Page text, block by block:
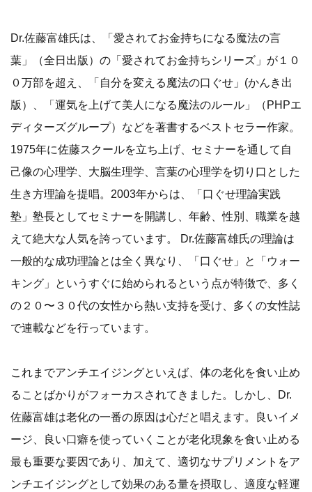
Dr.佐藤富雄氏は、「愛されてお金持ちになる魔法の言
葉」（全日出版）の「愛されてお金持ちシリーズ」が１０
０万部を超え、「自分を変える魔法の口ぐせ」(かんき出
版）、「運気を上げて美人になる魔法のルール」（PHPエ
ディターズグループ）などを著書するベストセラー作家。
1975年に佐藤スクールを立ち上げ、セミナーを通して自
己像の心理学、大脳生理学、言葉の心理学を切り口とした
生き方理論を提唱。2003年からは、「口ぐせ理論実践
塾」塾長としてセミナーを開講し、年齢、性別、職業を越
えて絶大な人気を誇っています。 Dr.佐藤富雄氏の理論は
一般的な成功理論とは全く異なり、「口ぐせ」と「ウォー
キング」というすぐに始められるという点が特徴で、多く
の２０〜３０代の女性から熱い支持を受け、多くの女性誌
で連載などを行っています。
これまでアンチエイジングといえば、体の老化を食い止め
ることばかりがフォーカスされてきました。しかし、Dr.
佐藤富雄は老化の一番の原因は心だと唱えます。良いイメ
ージ、良い口癖を使っていくことが老化現象を食い止める
最も重要な要因であり、加えて、適切なサプリメントをア
ンチエイジングとして効果のある量を摂取し、適度な軽運